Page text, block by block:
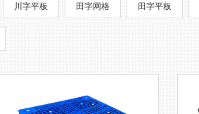
川字平板 田字网格 田字平板